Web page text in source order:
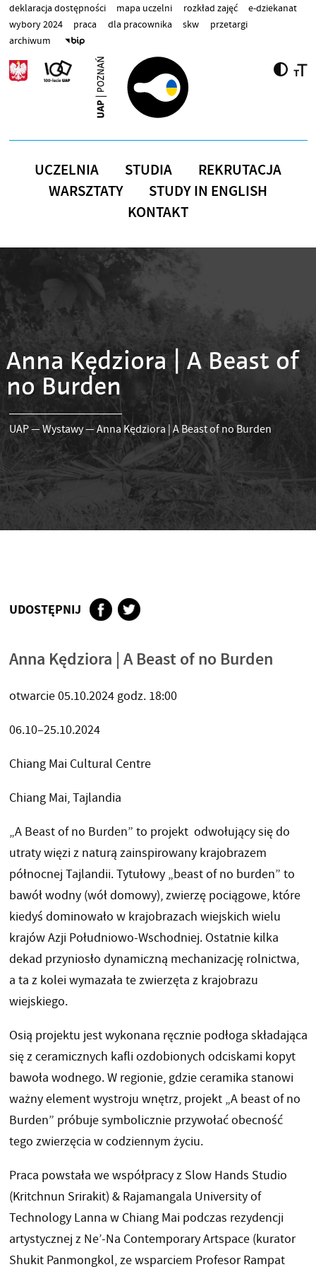
Przejdź do treści
deklaracja dostępności mapa uczelni rozkład zajęć
e-dziekanat
wybory 2024
praca dla pracownika skw
przetargi
archiwum
UCZELNIA STUDIA
REKRUTACJA
WARSZTATY
STUDY IN ENGLISH
KONTAKT
Anna Kędziora | A Beast of
no Burden
UAP—Wystawy—Anna Kędziora | A Beast of no Burden
UDOSTĘPNIJ
Anna Kędziora | A Beast of no Burden
otwarcie 05.10.2024 godz. 18:00
06.10–25.10.2024
Chiang Mai Cultural Centre
Chiang Mai, Tajlandia
„A Beast of no Burden” to projekt odwołujący się do
utraty więzi z naturą zainspirowany krajobrazem
północnej Tajlandii. Tytułowy „beast of no burden” to
bawół wodny (wół domowy), zwierzę pociągowe, które
kiedyś dominowało w krajobrazach wiejskich wielu
krajów Azji Południowo-Wschodniej. Ostatnie kilka
dekad przyniosło dynamiczną mechanizację rolnictwa,
a ta z kolei wymazała te zwierzęta z krajobrazu
wiejskiego.
Osią projektu jest wykonana ręcznie podłoga składająca
się z ceramicznych kafli ozdobionych odciskami kopyt
bawoła wodnego. W regionie, gdzie ceramika stanowi
ważny element wystroju wnętrz, projekt „A beast of no
Burden” próbuje symbolicznie przywołać obecność
tego zwierzęcia w codziennym życiu.
Praca powstała we współpracy z Slow Hands Studio
(Kritchnun Srirakit) & Rajamangala University of
Technology Lanna w Chiang Mai podczas rezydencji
artystycznej z Ne’-Na Contemporary Artspace (kurator
Shukit Panmongkol, ze wsparciem Profesor Rampat